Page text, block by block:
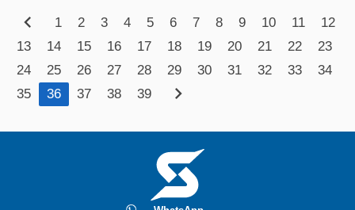
chevron_left 1 2 3 4 5 6 7 8 9 10 11
12
13
14 15 16 17 18 19 20 21 22
23
24
25 26 27 28 29 30 31 32 33
34
35
36 37 38 39 chevron_right